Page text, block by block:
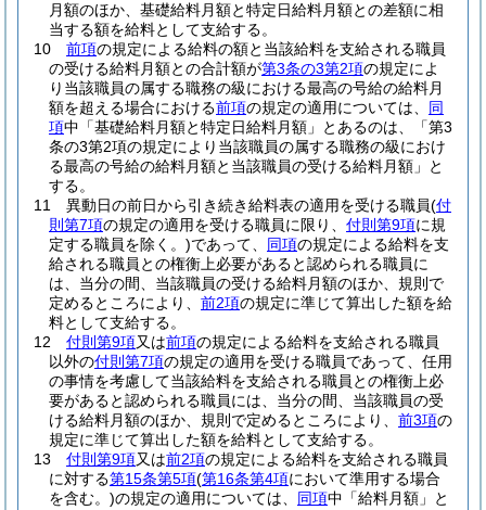
月額のほか、基礎給料月額と特定日給料月額との差額に相
当する額を給料として支給する。
10
前項の規定による給料の額と当該給料を支給される職員
の受ける給料月額との合計額が第3条の3第2項の規定によ
り当該職員の属する職務の級における最高の号給の給料月
額を超える場合における前項の規定の適用については、 同
項中「基礎給料月額と特定日給料月額」とあるのは、「第3
条の3第2項の規定により当該職員の属する職務の級におけ
る最高の号給の給料月額と当該職員の受ける給料月額」と
する。
11
異動日の前日から引き続き給料表の適用を受ける職員(付
則第7項の規定の適用を受ける職員に限り、 付則第9項に規
定する職員を除く。)であって、 同項の規定による給料を支
給される職員との権衡上必要があると認められる職員に
は、当分の間、当該職員の受ける給料月額のほか、規則で
定めるところにより、 前2項の規定に準じて算出した額を給
料として支給する。
12
付則第9項又は前項の規定による給料を支給される職員
以外の付則第7項の規定の適用を受ける職員であって、任用
の事情を考慮して当該給料を支給される職員との権衡上必
要があると認められる職員には、当分の間、当該職員の受
ける給料月額のほか、規則で定めるところにより、 前3項の
規定に準じて算出した額を給料として支給する。
13
付則第9項又は前2項の規定による給料を支給される職員
に対する第15条第5項(第16条第4項において準用する場合
を含む。)の規定の適用については、 同項中「給料月額」と